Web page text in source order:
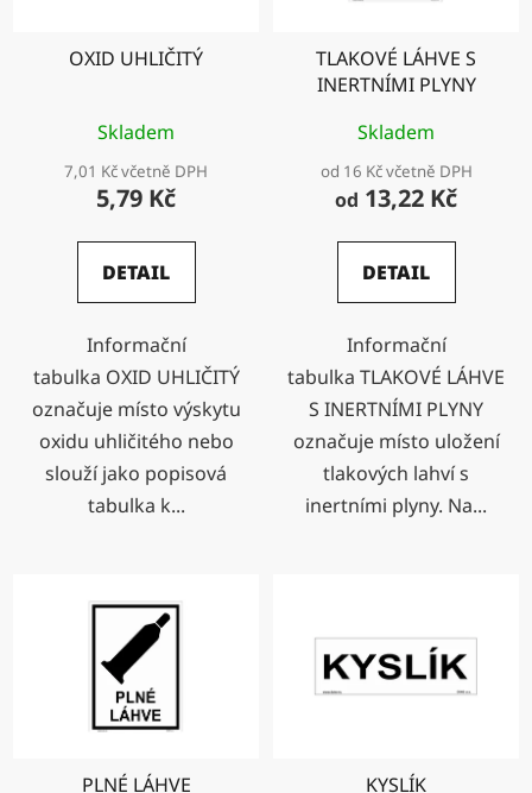
OXID UHLIČITÝ
Skladem
7,01 Kč včetně DPH
5,79 Kč
DETAIL
Informační
tabulka OXID UHLIČITÝ
označuje místo výskytu
oxidu uhličitého nebo
slouží jako popisová
tabulka k...
TLAKOVÉ LÁHVE S
INERTNÍMI PLYNY
Skladem
od 16 Kč včetně DPH
od 13,22 Kč
DETAIL
Informační
tabulka TLAKOVÉ LÁHVE
S INERTNÍMI PLYNY
označuje místo uložení
tlakových lahví s
inertními plyny. Na...
PLNÉ LÁHVE KYSLÍK